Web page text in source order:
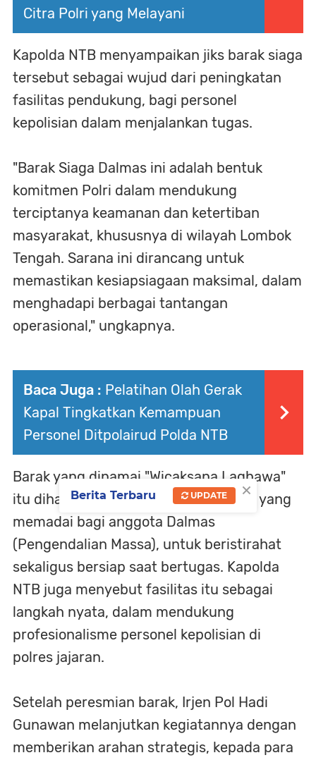
Citra Polri yang Melayani
Kapolda NTB menyampaikan jiks barak siaga
tersebut sebagai wujud dari peningkatan
fasilitas pendukung, bagi personel
kepolisian dalam menjalankan tugas.
"Barak Siaga Dalmas ini adalah bentuk
komitmen Polri dalam mendukung
terciptanya keamanan dan ketertiban
masyarakat, khususnya di wilayah Lombok
Tengah. Sarana ini dirancang untuk
memastikan kesiapsiagaan maksimal, dalam
menghadapi berbagai tantangan
operasional," ungkapnya.
Baca Juga : Pelatihan Olah Gerak
Kapal Tingkatkan Kemampuan
Personel Ditpolairud Polda NTB
Barak yang dinamai "Wicaksana Laghawa"
itu diharapkan dapat menjadi tempat yang
memadai bagi anggota Dalmas
(Pengendalian Massa), untuk beristirahat
sekaligus bersiap saat bertugas. Kapolda
NTB juga menyebut fasilitas itu sebagai
langkah nyata, dalam mendukung
profesionalisme personel kepolisian di
polres jajaran.
Setelah peresmian barak, Irjen Pol Hadi
Gunawan melanjutkan kegiatannya dengan
memberikan arahan strategis, kepada para
×
Berita Terbaru UPDATE